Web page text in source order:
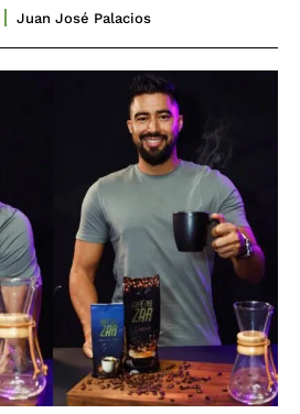
Juan José Palacios